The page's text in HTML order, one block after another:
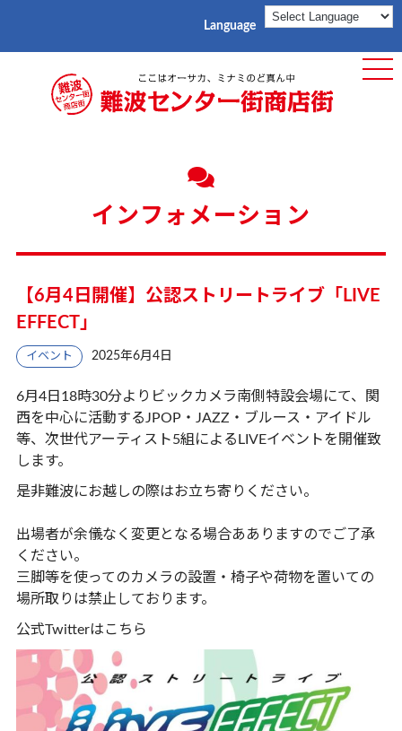
Language
インフォメーション
【6月4日開催】公認ストリートライブ「LIVE
EFFECT」
イベント 2025年6月4日
6月4日18時30分よりビックカメラ南側特設会場にて、関
西を中心に活動するJPOP・JAZZ・ブルース・アイドル
等、次世代アーティスト5組によるLIVEイベントを開催致
します。
是非難波にお越しの際はお立ち寄りください。
出場者が余儀なく変更となる場合あありますのでご了承
ください。
三脚等を使ってのカメラの設置・椅子や荷物を置いての
場所取りは禁止しております。
公式Twitterは こちら